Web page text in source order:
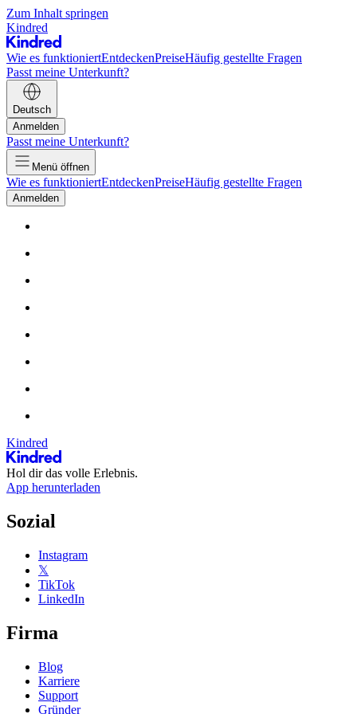
Zum Inhalt springen
Kindred
Wie es funktioniertEntdeckenPreiseHäufig gestellte Fragen
Passt meine Unterkunft?
Deutsch
Anmelden
Passt meine Unterkunft?
Menü öffnen
Wie es funktioniertEntdeckenPreiseHäufig gestellte Fragen
Anmelden
Kindred
Hol dir das volle Erlebnis.
App herunterladen
Sozial
Instagram
𝕏
TikTok
LinkedIn
Firma
Blog
Karriere
Support
Gründer